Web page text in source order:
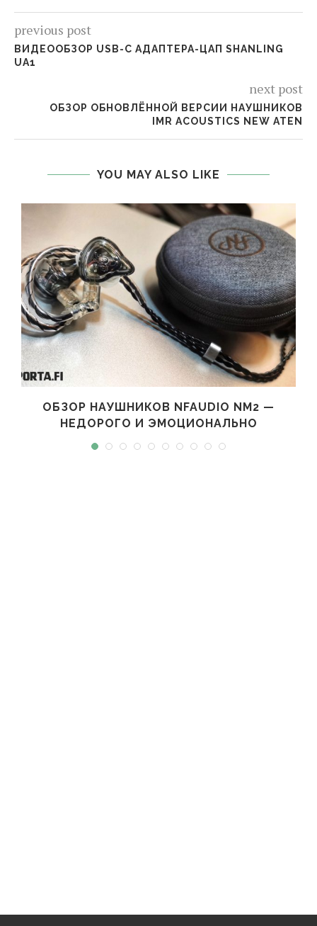
previous post
ВИДЕООБЗОР USB-C АДАПТЕРА-ЦАП SHANLING
UA1
next post
ОБЗОР ОБНОВЛЁННОЙ ВЕРСИИ НАУШНИКОВ
IMR ACOUSTICS NEW ATEN
YOU MAY ALSO LIKE
ОБЗОР НАУШНИКОВ NFAUDIO NM2 —
НЕДОРОГО И ЭМОЦИОНАЛЬНО